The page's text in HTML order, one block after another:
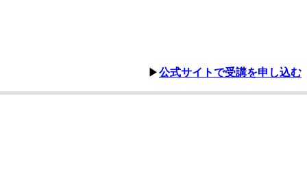
▶︎公式サイトで受講を申し込む